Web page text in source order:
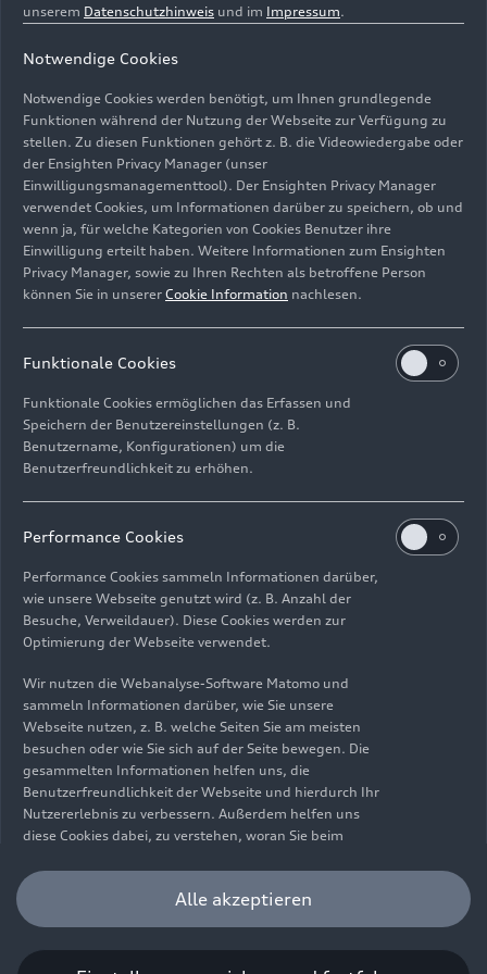
Die Sieger_innen des Audi Twin Cup 2022
Bild-Nr: A223965 · Copyright: stefanboesl.de
Rechte: Verwendung für Pressezwecke honorarfrei
ImpressumRechtliches
Hinweisgebersystem
Informationen zur BarrierefreiheitKontakt
© 2026 AUDI AG. Alle Rechte vorbehalten.
EN
Die Angaben zu Kraftstoffverbrauch, Stromverbrauch, CO₂-
Emissionen und elektrischer Reichweite wurden nach dem
gesetzlich vorgeschriebenen Messverfahren „Worldwide
Harmonized Light Vehicles Test Procedure“ (WLTP) gemäß
Verordnung (EG) 715/2007 ermittelt. Zusatzausstattungen und
Zubehör (Anbauteile, Reifenformat usw.) können relevante
Aerodynamik verändern und neben Witterungs- und
Verkehrsbedingungen sowie dem individuellen Fahrverhalten den
unserem Datenschutzhinweis und im Impressum.
Notwendige Cookies
Notwendige Cookies werden benötigt, um Ihnen grundlegende
Funktionen während der Nutzung der Webseite zur Verfügung zu
stellen. Zu diesen Funktionen gehört z. B. die Videowiedergabe oder
der Ensighten Privacy Manager (unser
Einwilligungsmanagementtool). Der Ensighten Privacy Manager
verwendet Cookies, um Informationen darüber zu speichern, ob und
wenn ja, für welche Kategorien von Cookies Benutzer ihre
Einwilligung erteilt haben. Weitere Informationen zum Ensighten
Privacy Manager, sowie zu Ihren Rechten als betroffene Person
können Sie in unserer Cookie Information nachlesen.
Funktionale Cookies
Funktionale Cookies ermöglichen das Erfassen und
Speichern der Benutzereinstellungen (z. B.
Benutzername, Konfigurationen) um die
Benutzerfreundlichkeit zu erhöhen.
Performance Cookies
Performance Cookies sammeln Informationen darüber,
wie unsere Webseite genutzt wird (z. B. Anzahl der
Besuche, Verweildauer). Diese Cookies werden zur
Optimierung der Webseite verwendet.
Wir nutzen die Webanalyse-Software Matomo und
sammeln Informationen darüber, wie Sie unsere
Webseite nutzen, z. B. welche Seiten Sie am meisten
besuchen oder wie Sie sich auf der Seite bewegen. Die
gesammelten Informationen helfen uns, die
Benutzerfreundlichkeit der Webseite und hierdurch Ihr
Nutzererlebnis zu verbessern. Außerdem helfen uns
diese Cookies dabei, zu verstehen, woran Sie beim
unser Angebot optimieren können. Bitte beachten Sie,
dass Sie Ihre Einwilligung bezüglich der Platzierung von
Performance Cookies jederzeit widerrufen können.
Alle akzeptieren